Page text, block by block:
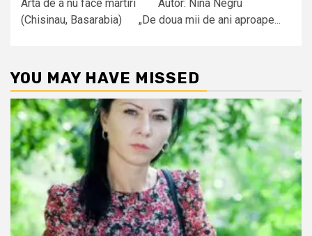
Arta de a nu face martiri Autor: Nina Negru
(Chisinau, Basarabia) „De doua mii de ani aproape...
YOU MAY HAVE MISSED